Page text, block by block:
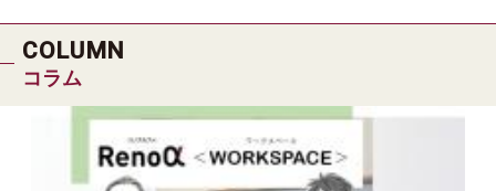
COLUMN
コラム